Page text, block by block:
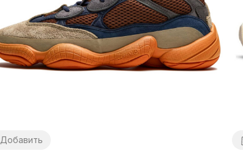
Добавить